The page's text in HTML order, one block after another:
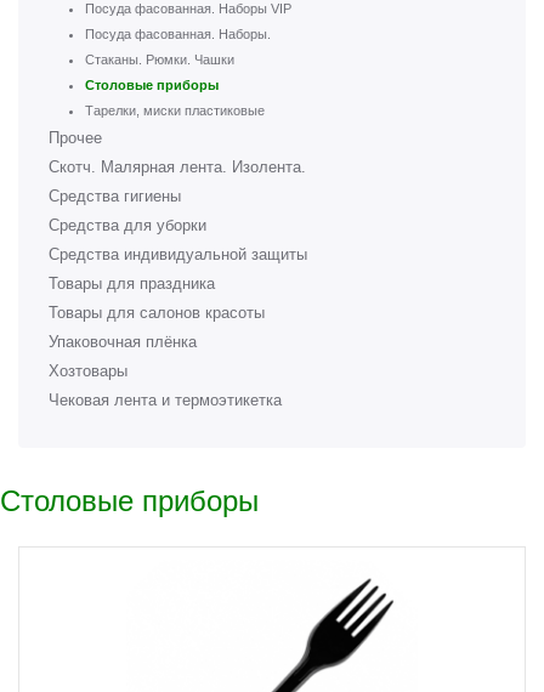
Посуда фасованная. Наборы VIP
Посуда фасованная. Наборы.
Стаканы. Рюмки. Чашки
Столовые приборы
Тарелки, миски пластиковые
Прочее
Скотч. Малярная лента. Изолента.
Средства гигиены
Средства для уборки
Средства индивидуальной защиты
Товары для праздника
Товары для салонов красоты
Упаковочная плёнка
Хозтовары
Чековая лента и термоэтикетка
Столовые приборы